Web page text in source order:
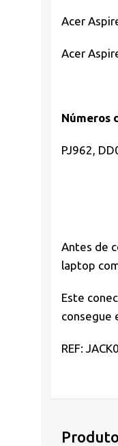
Acer
Acer
Números
PJ962,
Antes de
laptop
Este
consegue
REF: